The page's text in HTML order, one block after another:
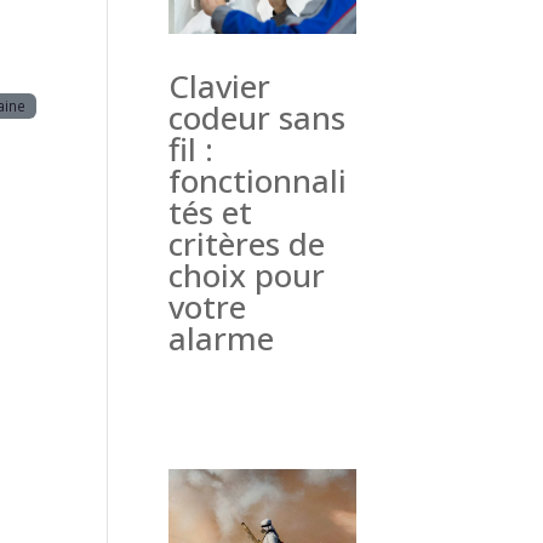
Clavier
codeur sans
fil :
fonctionnali
tés et
critères de
choix pour
votre
alarme